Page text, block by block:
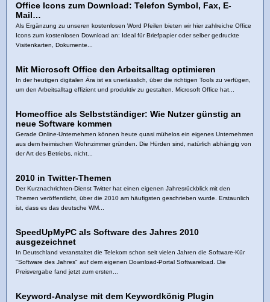
Office Icons zum Download: Telefon Symbol, Fax, E-
Mail…
Als Ergänzung zu unseren kostenlosen Word Pfeilen bieten wir hier zahlreiche Office
Icons zum kostenlosen Download an: Ideal für Briefpapier oder selber gedruckte
Visitenkarten, Dokumente...
Mit Microsoft Office den Arbeitsalltag optimieren
In der heutigen digitalen Ära ist es unerlässlich, über die richtigen Tools zu verfügen,
um den Arbeitsalltag effizient und produktiv zu gestalten. Microsoft Office hat...
Homeoffice als Selbstständiger: Wie Nutzer günstig an
neue Software kommen
Gerade Online-Unternehmen können heute quasi mühelos ein eigenes Unternehmen
aus dem heimischen Wohnzimmer gründen. Die Hürden sind, natürlich abhängig von
der Art des Betriebs, nicht...
2010 in Twitter-Themen
Der Kurznachrichten-Dienst Twitter hat einen eigenen Jahresrückblick mit den
Themen veröffentlicht, über die 2010 am häufigsten geschrieben wurde. Erstaunlich
ist, dass es das deutsche WM...
SpeedUpMyPC als Software des Jahres 2010
ausgezeichnet
In Deutschland veranstaltet die Telekom schon seit vielen Jahren die Software-Kür
"Software des Jahres" auf dem eigenen Download-Portal Softwareload. Die
Preisvergabe fand jetzt zum ersten...
Keyword-Analyse mit dem Keywordkönig Plugin